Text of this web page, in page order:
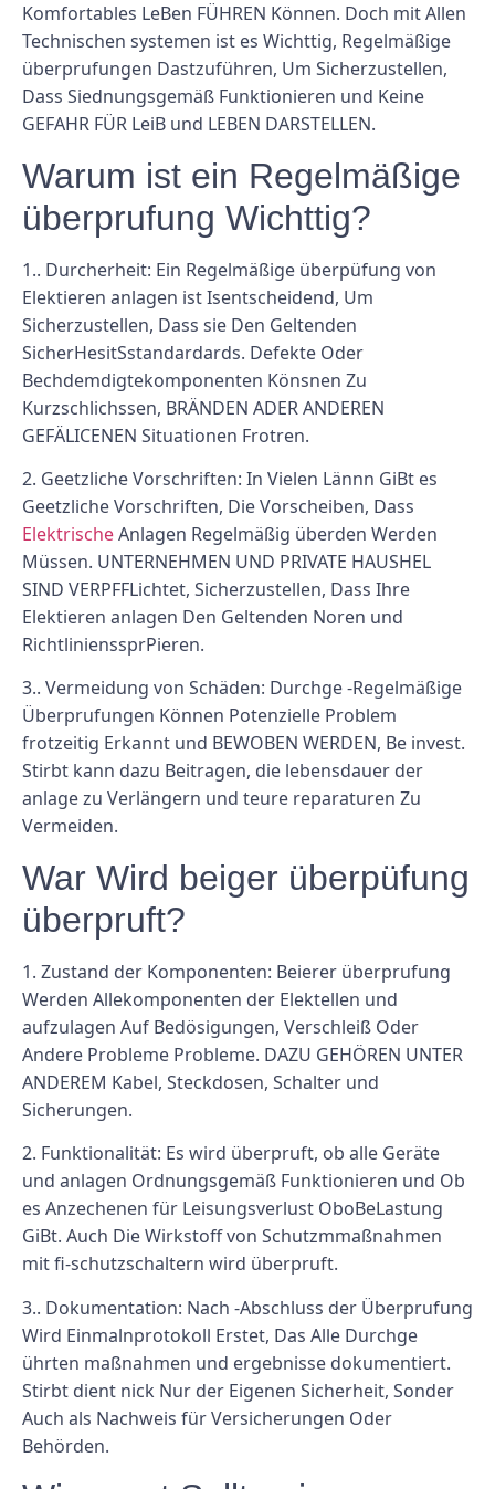
Komfortables LeBen FÜHREN Können. Doch mit Allen
Technischen systemen ist es Wichttig, Regelmäßige
überprufungen Dastzuführen, Um Sicherzustellen,
Dass Siednungsgemäß Funktionieren und Keine
GEFAHR FÜR LeiB und LEBEN DARSTELLEN.
Warum ist ein Regelmäßige
überprufung Wichttig?
1.. Durcherheit: Ein Regelmäßige überpüfung von
Elektieren anlagen ist Isentscheidend, Um
Sicherzustellen, Dass sie Den Geltenden
SicherHesitSstandardards. Defekte Oder
Bechdemdigtekomponenten Könsnen Zu
Kurzschlichssen, BRÄNDEN ADER ANDEREN
GEFÄLICENEN Situationen Frotren.
2. Geetzliche Vorschriften: In Vielen Lännn GiBt es
Geetzliche Vorschriften, Die Vorscheiben, Dass
ElektrischeAnlagen Regelmäßig überden Werden
Müssen. UNTERNEHMEN UND PRIVATE HAUSHEL
SIND VERPFFLichtet, Sicherzustellen, Dass Ihre
Elektieren anlagen Den Geltenden Noren und
RichtlinienssprPieren.
3.. Vermeidung von Schäden: Durchge -Regelmäßige
Überprufungen Können Potenzielle Problem
frotzeitig Erkannt und BEWOBEN WERDEN, Be invest.
Stirbt kann dazu Beitragen, die lebensdauer der
anlage zu Verlängern und teure reparaturen Zu
Vermeiden.
War Wird beiger überpüfung
überpruft?
1. Zustand der Komponenten: Beierer überprufung
Werden Allekomponenten der Elektellen und
aufzulagen Auf Bedösigungen, Verschleiß Oder
Andere Probleme Probleme. DAZU GEHÖREN UNTER
ANDEREM Kabel, Steckdosen, Schalter und
Sicherungen.
2. Funktionalität: Es wird überpruft, ob alle Geräte
und anlagen Ordnungsgemäß Funktionieren und Ob
es Anzechenen für Leisungsverlust OboBeLastung
GiBt. Auch Die Wirkstoff von Schutzmmaßnahmen
mit fi-schutzschaltern wird überpruft.
3.. Dokumentation: Nach -Abschluss der Überprufung
Wird Einmalnprotokoll Erstet, Das Alle Durchge
ührten maßnahmen und ergebnisse dokumentiert.
Stirbt dient nick Nur der Eigenen Sicherheit, Sonder
Auch als Nachweis für Versicherungen Oder
Behörden.